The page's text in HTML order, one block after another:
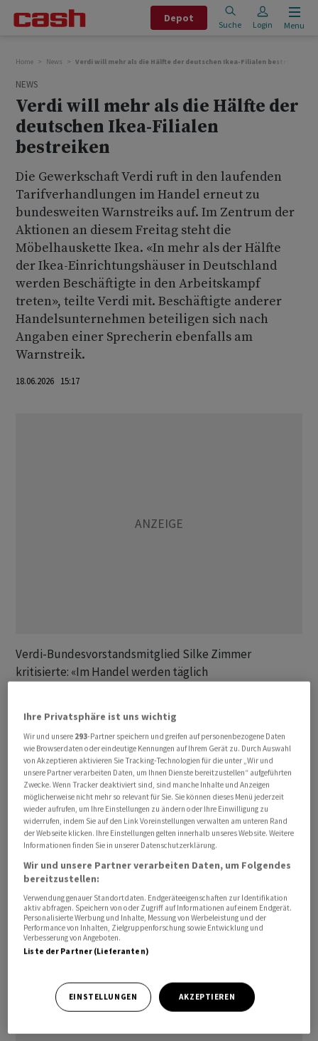
Depot
Suche Login Menu
Home News Verdi will mehr als die Hälfte der deutschen Ikea-Filialen bestreiken
NEWS
Verdi will mehr als die Hälfte der
deutschen Ikea-Filialen
bestreiken
Die Gewerkschaft Verdi ruft in den laufenden
Tarifverhandlungen im Handel erneut zu
bundesweiten Warnstreiks auf. Im Zentrum der
Aktionen an diesem Freitag steht die
Möbelhauskette Ikea. «In mehr als der Hälfte
der Ikea-Einrichtungshäuser in Deutschland
werden Beschäftigte in den Arbeitskampf
treten», teilte Verdi mit. Beschäftigte anderer
Handelsunternehmen beteiligen sich nach
Angaben einer Sprecherin ebenfalls am
Warnstreik.
18.06.2026 15:17
Verdi-Bundesvorstandsmitglied Silke Zimmer
kritisierte: «Im Handel werden täglich
Ikea.» Das Unternehmen stehe wirtschaftlich gut da und
plane dennoch einen Personalabbau. Statt faire Löhne
zu zahlen, werde ein radikaler Sparkurs gefahren. Laut
Zimmer spielt Ikea in der Tarifrunde auf
Arbeitgeberseite eine einflussreiche Rolle. Mitte Mai
und Anfang Juni hatte Verdi bereits zu bundesweiten
Warnstreiks aufgerufen.
So reagiert Ikea
Ikea erklärte auf Nachfrage: «Jeder Streik stellt das
betroffene Einrichtungshaus vor organisatorische
Herausforderungen.» In der Regel gelinge es, die
Auswirkungen für Beschäftigte und Kunden gering zu
Sprecherin mit. Das Unternehmen betreibt hierzulande
54 Einrichtungshäuser.
Ihre Privatsphäre ist uns wichtig
Wir und unsere 293-Partner speichern und greifen auf personenbezogene Daten
wie Browserdaten oder eindeutige Kennungen auf Ihrem Gerät zu. Durch Auswahl
von Akzeptieren aktivieren Sie Tracking-Technologien für die unter „Wir und
unsere Partner verarbeiten Daten, um Ihnen Dienste bereitzustellen“ aufgeführten
Zwecke. Wenn Tracker deaktiviert sind, sind manche Inhalte und Anzeigen
möglicherweise nicht mehr so relevant für Sie. Sie können dieses Menü jederzeit
wieder aufrufen, um Ihre Einstellungen zu ändern oder Ihre Einwilligung zu
widerrufen, indem Sie auf den Link Voreinstellungen verwalten am unteren Rand
der Webseite klicken. Ihre Einstellungen gelten innerhalb unseres Website. Weitere
Informationen finden Sie in unserer Datenschutzerklärung.
Wir und unsere Partner verarbeiten Daten, um Folgendes
bereitzustellen:
Verwendung genauer Standortdaten. Endgeräteeigenschaften zur Identifikation
aktiv abfragen. Speichern von oder Zugriff auf Informationen auf einem Endgerät.
Personalisierte Werbung und Inhalte, Messung von Werbeleistung und der
Performance von Inhalten, Zielgruppenforschung sowie Entwicklung und
Verbesserung von Angeboten.
Liste der Partner (Lieferanten)
EINSTELLUNGEN AKZEPTIEREN